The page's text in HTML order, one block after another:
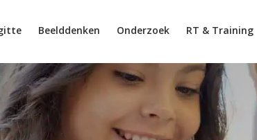
Beelddenken Onderzoek RT & Training